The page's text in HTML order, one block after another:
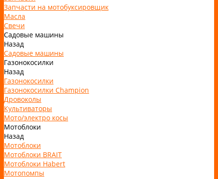
Запчасти на мотобуксировщик
Масла
Свечи
Садовые машины
Назад
Садовые машины
Газонокосилки
Назад
Газонокосилки
Газонокосилки Champion
Дровоколы
Культиваторы
Мото/электро косы
Мотоблоки
Назад
Мотоблоки
Мотоблоки BRAIT
Мотоблоки Habert
Мотопомпы